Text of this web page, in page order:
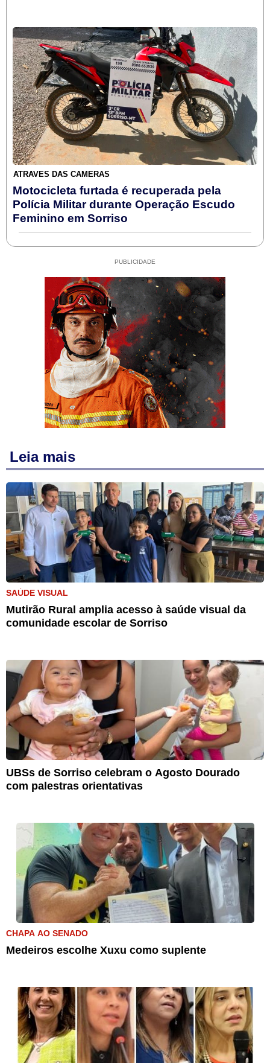
ATRAVÉS DAS CÂMERAS
Motocicleta furtada é recuperada pela
Polícia Militar durante Operação Escudo
Feminino em Sorriso
PUBLICIDADE
Leia mais
SAÚDE VISUAL
Mutirão Rural amplia acesso à saúde visual da
comunidade escolar de Sorriso
UBSs de Sorriso celebram o Agosto Dourado
com palestras orientativas
CHAPA AO SENADO
Medeiros escolhe Xuxu como suplente